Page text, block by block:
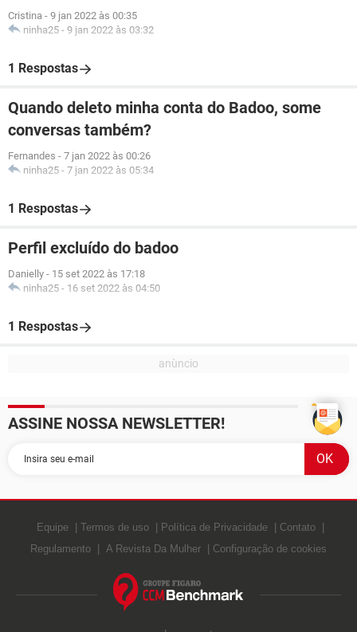
Cristina - 9 jan 2022 às 00:35
ninha25 - 9 jan 2022 às 03:32
1 Respostas
Quando deleto minha conta do Badoo, some
conversas também?
Fernandes - 7 jan 2022 às 00:26
ninha25 - 7 jan 2022 às 05:34
1 Respostas
Perfil excluído do badoo
Danielly - 15 set 2022 às 17:18
ninha25 - 16 set 2022 às 04:50
1 Respostas
ASSINE NOSSA NEWSLETTER!
Equipe Termos de uso Política de Privacidade
Contato
Regulamento
A Revista Da Mulher Configuração de cookies